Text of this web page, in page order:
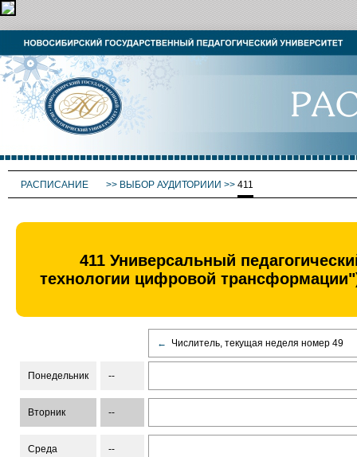
РАСПИСАНИЕ >> ВЫБОР АУДИТОРИИИ >> 411
411 Универсальный
технологии цифровой
← Числитель, текущая неделя номер 49
Понедельник --
Вторник --
Среда --